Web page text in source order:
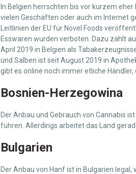
In Belgien herrschten bis vor kurzem
vielen Geschäften oder auch im Internet
Leitlinien der EU für Novel Foods
Esswaren wurden verboten. Dazu zählt
April 2019 in Belgien als
und Salben ist seit August 2019 in
gibt es online noch immer etliche Händler,
Bosnien-Herzegowina
Der Anbau und Gebrauch von Cannabis
führen. Allerdings arbeitet das Land
Bulgarien
Der Anbau von Hanf ist in Bulgarien